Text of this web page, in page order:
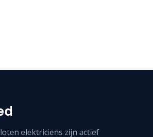
elektriciens zijn actief